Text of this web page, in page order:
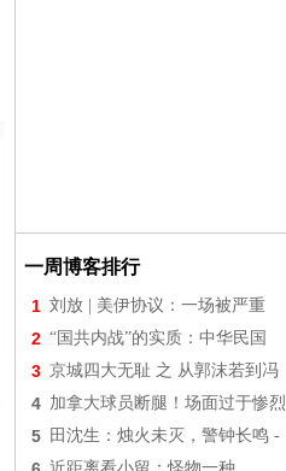
一周博客排行
1 刘放 | 美伊协议：一场被严重
2 “国共内战”的实质：中华民国
3 京城四大无耻 之 从郭沫若到冯
4 加拿大球员断腿！场面过于惨烈
5 田沈生：烛火未灭，警钟长鸣 -